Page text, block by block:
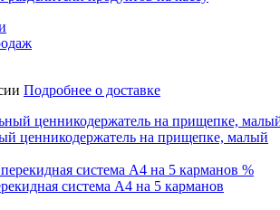
Подробнее о доставке
ценникодержатель на прищепке, малый
%
система А4 на 5 карманов